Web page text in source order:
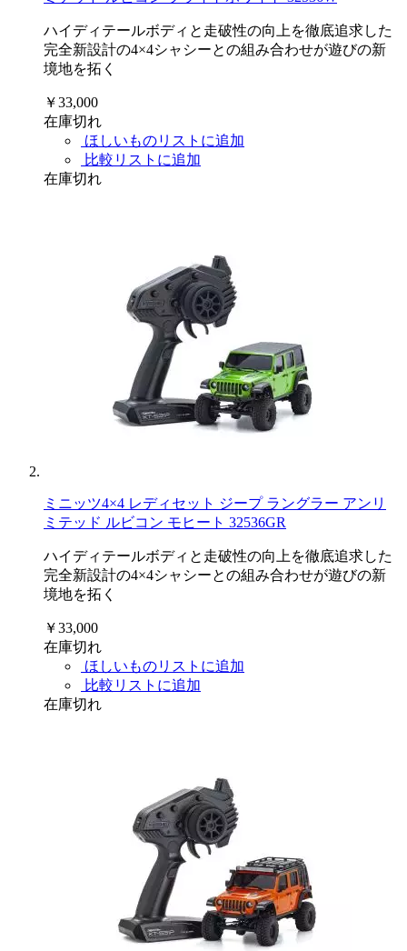
ハイディテールボディと走破性の向上を徹底追求した
完全新設計の4×4シャシーとの組み合わせが遊びの新
境地を拓く
￥33,000
在庫切れ
ほしいものリストに追加
比較リストに追加
在庫切れ
ミニッツ4×4 レディセット ジープ ラングラー アンリ
ミテッド ルビコン モヒート 32536GR
ハイディテールボディと走破性の向上を徹底追求した
完全新設計の4×4シャシーとの組み合わせが遊びの新
境地を拓く
￥33,000
在庫切れ
ほしいものリストに追加
比較リストに追加
在庫切れ